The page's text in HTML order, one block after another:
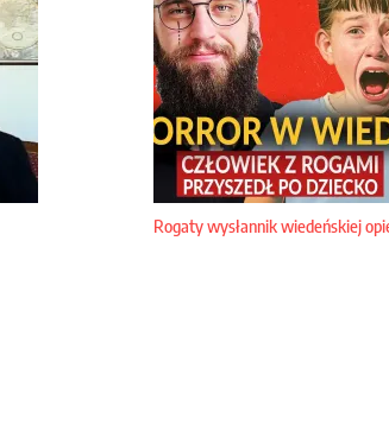
Rogaty wysłannik wiedeńskiej